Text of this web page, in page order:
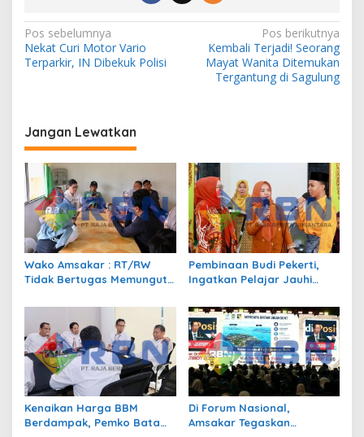
N
a
g
a
s
i
p
o
s
Pos sebelumnya
Nekat Curi Motor Vario
Terparkir, IN Dibekuk Polisi
Pos berikutnya
Kembali Terjadi! Seorang
Mayat Wanita Ditemukan
Tergantung di Sagulung
Jangan Lewatkan
Wako Amsakar : RT/RW
Tidak Bertugas Memungut
Pembinaan Budi Pekerti,
Ingatkan Pelajar Jauhi
Bermedia Sosial
Kenaikan Harga BBM
Berdampak, Pemko Batam
Di Forum Nasional,
Amsakar Tegaskan